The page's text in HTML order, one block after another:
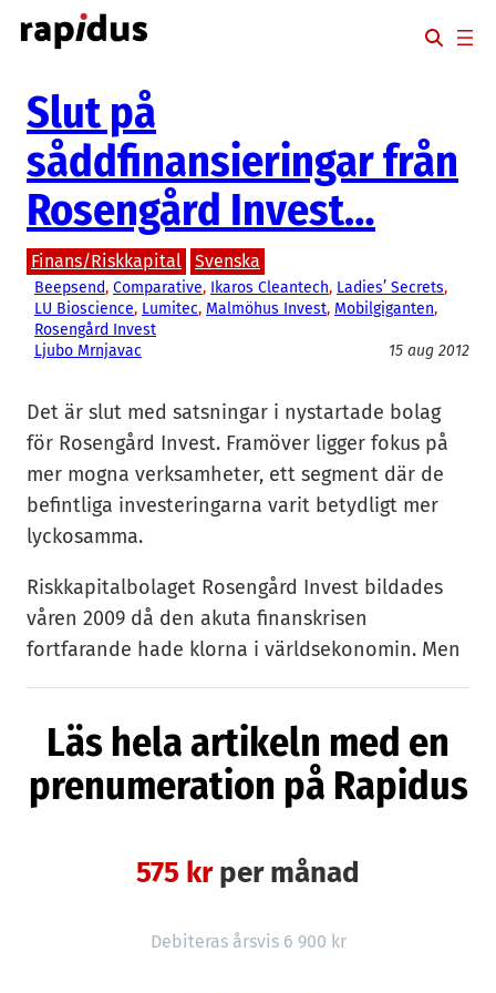
Hoppa
till
Slut på
såddfinansieringar från
Rosengård Invest…
Finans/Riskkapital Svenska
Beepsend, Comparative, Ikaros Cleantech, Ladies’ Secrets
LU Bioscience, Lumitec, Malmöhus Invest, Mobilgiganten
Rosengård Invest
Ljubo Mrnjavac
15 aug 2012
Det är slut med satsningar i nystartade bolag
för Rosengård Invest. Framöver ligger fokus på
mer mogna verksamheter, ett segment där de
befintliga investeringarna varit betydligt mer
lyckosamma.
Riskkapitalbolaget Rosengård Invest bildades
våren 2009 då den akuta finanskrisen
fortfarande hade klorna i världsekonomin. Men
mer pengar till helt unga bolag i de tidigaste,
riskfyllda faserna.
kapital har gått till de tre företagen, men de har
tagit 75 procent av vår tid. Det är fantastiskt
det tar väldigt mycket kraft, säger Rosengård
Läs hela artikeln med en
prenumeration på Rapidus
575 krper månad
Debiteras årsvis 6 900 kr